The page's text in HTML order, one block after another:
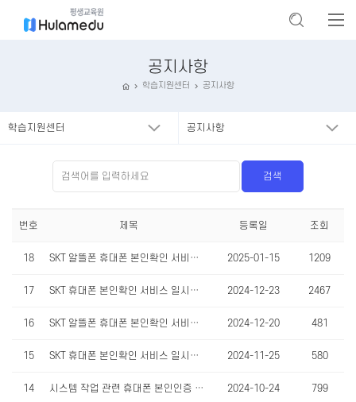
공지사항
학습지원센터 공지사항
학습지원센터 공지사항
번호 제목 등록일 조회
18 SKT 알뜰폰 휴대폰 본인확인 서비스 일시중단 안내(1/19) 2025-01-15 1209
17 SKT 휴대폰 본인확인 서비스 일시중단 안내(12/24, 1/7, 1/17) 2024-12-23 2467
16 SKT 알뜰폰 휴대폰 본인확인 서비스 일시중단 안내(12/22) 2024-12-20 481
15 SKT 휴대폰 본인확인 서비스 일시중단 안내(11/28) 2024-11-25 580
14 시스템 작업 관련 휴대폰 본인인증 안내 2024-10-24 799